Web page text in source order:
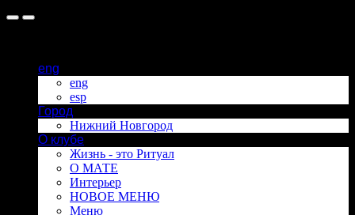
eng
eng
esp
Город
Нижний Новгород
О клубе
Жизнь - это Ритуал
О МАТЕ
Интерьер
НОВОЕ МЕНЮ
Меню